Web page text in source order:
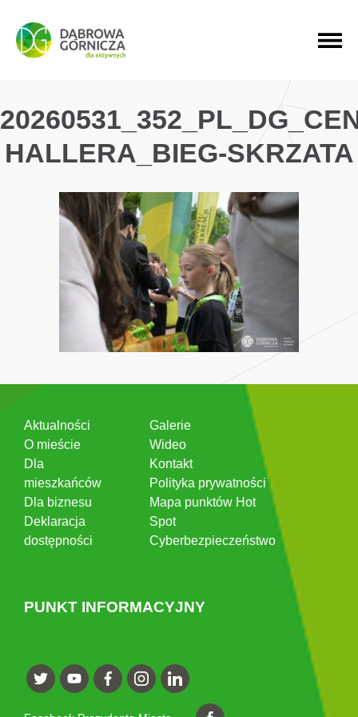
PRZEJDŹ DO MENU GŁÓWNEGO
PRZEJDŹ DO WYSZUKIWARKI
PRZEJDŹ DO TREŚCI
HALLERA_BIEG-SKRZATA
Aktualności
O mieście
Dla
mieszkańców
Dla biznesu
Deklaracja
dostępności
Galerie
Wideo
Kontakt
Polityka prywatności
Mapa punktów Hot
Spot
Cyberbezpieczeństwo
PUNKT INFORMACYJNY